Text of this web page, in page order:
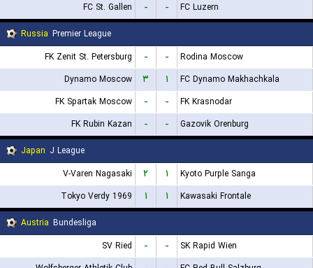
FC St. Gallen
- -
FC Luzern
Russia Premier League
FK Zenit St. Petersburg
- -
Rodina Moscow
Dynamo Moscow
۳ ۱
FC Dynamo Makhachkala
FK Spartak Moscow
- -
FK Krasnodar
FK Rubin Kazan
- -
Gazovik Orenburg
Japan J League
V-Varen Nagasaki
۲ ۱
Kyoto Purple Sanga
Tokyo Verdy 1969
۱ ۱
Kawasaki Frontale
Austria Bundesliga
SV Ried
- -
SK Rapid Wien